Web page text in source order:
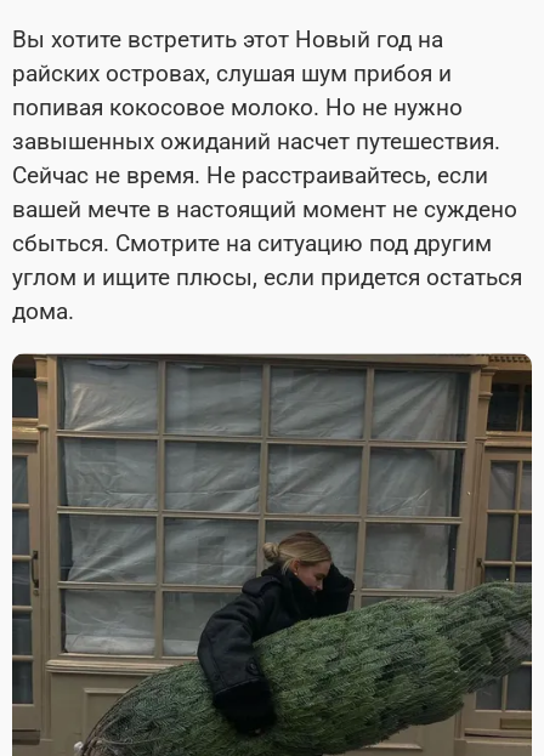
Вы хотите встретить этот Новый год на
райских островах, слушая шум прибоя и
попивая кокосовое молоко. Но не нужно
завышенных ожиданий насчет путешествия.
Сейчас не время. Не расстраивайтесь, если
вашей мечте в настоящий момент не суждено
сбыться. Смотрите на ситуацию под другим
углом и ищите плюсы, если придется остаться
дома.